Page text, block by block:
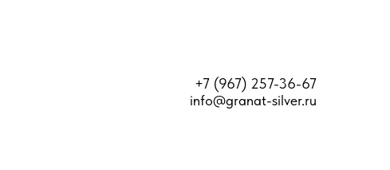
+7 (967) 257-36-67
info@granat-silver.ru